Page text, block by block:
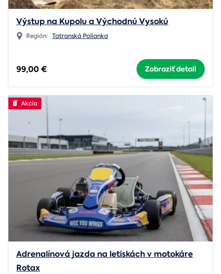
Výstup na Kupolu a Východnú Vysokú
Región: Tatranská Polianka
99,00 € Zobraziť detail
Akcia
Adrenalínová jazda na letiskách v motokáre
Rotax